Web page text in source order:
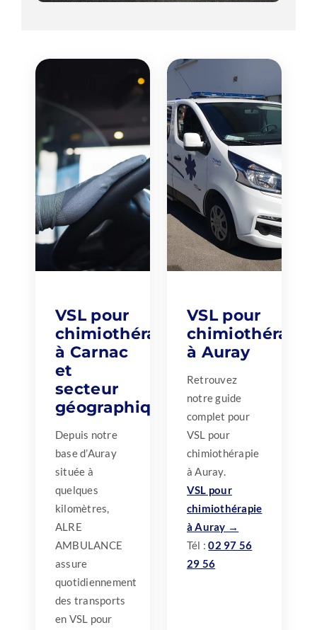
VSL pour
chimiothérapie
à Carnac
et
secteur
géographique
Depuis notre
base d’Auray
située à
quelques
kilomètres,
ALRE
AMBULANCE
assure
quotidiennement
des transports
en VSL pour
VSL pour
chimiothérapie
à Auray
Retrouvez
notre guide
complet pour
VSL pour
chimiothérapie
à Auray.
VSL pour
chimiothérapie
à Auray →
Tél :02 97 56
29 56